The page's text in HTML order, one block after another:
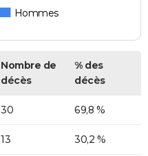
Hommes
Nombre de
décès
% des
décès
30 69,8 %
13 30,2 %